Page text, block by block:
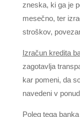
zneska, ki ga je
mesečno, ter
stroškov,
Izračun kredita
zagotavlja
kar pomeni, da
navedeni v
Poleg tega